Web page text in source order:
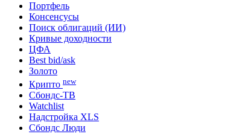
Портфель
Консенсусы
Поиск облигаций (ИИ)
Кривые доходности
ЦФА
Best bid/ask
Золото
Крипто new
Сбондс-ТВ
Watchlist
Надстройка XLS
Сбондс Люди